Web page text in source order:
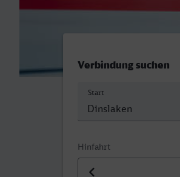
Verbindung suchen
Start
Hinfahrt
Datum der Hinfahrt